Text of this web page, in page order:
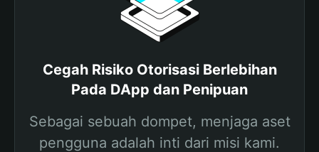
Cegah Risiko Otorisasi Berlebihan
Pada DApp dan Penipuan
Sebagai sebuah dompet, menjaga aset
pengguna adalah inti dari misi kami.